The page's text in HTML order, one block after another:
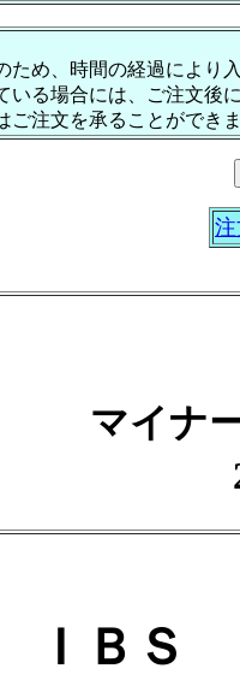
ため、時間の経過により
いる場合には、ご注文後
ご注文を承ることができ
マイナ
ＩＢＳ